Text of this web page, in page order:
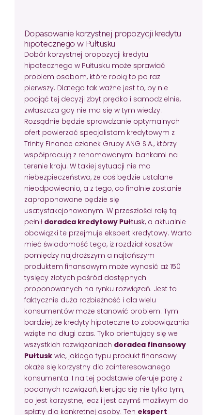
Dopasowanie korzystnej propozycji kredytu
hipotecznego w Pułtusku
Dobór korzystnej propozycji kredytu
hipotecznego w Pułtusku może sprawiać
problem osobom, które robią to po raz
pierwszy. Dlatego tak ważne jest to, by nie
podjąć tej decyzji zbyt prędko i samodzielnie,
zwłaszcza gdy nie ma się w tym wiedzy.
Rozsądnie będzie sprawdzanie optymalnych
ofert powierzać specjalistom kredytowym z
Trinity Finance członek Grupy ANG S.A., którzy
współpracują z renomowanymi bankami na
terenie kraju. W takiej sytuacji nie ma
niebezpieczeństwa, że coś będzie ustalane
nieodpowiednio, a z tego, co finalnie zostanie
zaproponowane będzie się
usatysfakcjonowanym. W przeszłości rolę tą
pełnił doradca kredytowy Pułtusk, a aktualnie
obowiązki te przejmuje ekspert kredytowy. Warto
mieć świadomość tego, iż rozdział kosztów
pomiędzy najdroższym a najtańszym
produktem finansowym może wynosić aż 150
tysięcy złotych pośród dostępnych
proponowanych na rynku rozwiązań. Jest to
faktycznie duża rozbieżność i dla wielu
konsumentów może stanowić problem. Tym
bardziej, że kredyty hipoteczne to zobowiązania
wzięte na długi czas. Tylko orientujący się we
wszystkich rozwiązaniach doradca finansowy
Pułtusk wie, jakiego typu produkt finansowy
okaże się korzystny dla zainteresowanego
konsumenta. I na tej podstawie oferuje parę z
podanych rozwiązań, kierując się nie tylko tym,
co jest korzystne, lecz i jest czymś możliwym do
spłaty dla konkretnej osoby. Ten ekspert